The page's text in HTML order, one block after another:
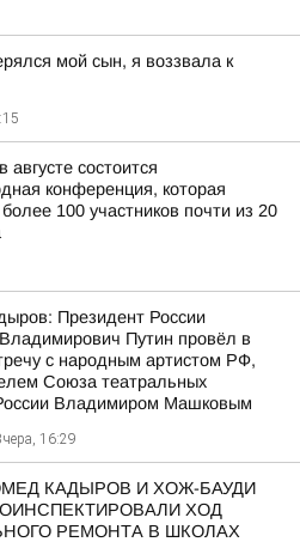
мой сын, я воззвала к
августе состоится
конференция, которая
100 участников почти из 20
Президент России
Путин провёл в
с народным артистом РФ,
Союза театральных
Владимиром Машковым
16:29
КАДЫРОВ И ХОЖ-БАУДИ
ХОД
РЕМОНТА В ШКОЛАХ